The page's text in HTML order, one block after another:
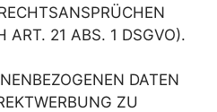
ART. 21 ABS. 1 DSGVO).
DATEN
ZU